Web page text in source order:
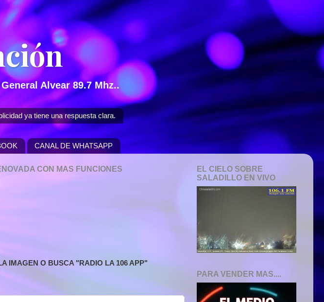
Alvear 89.7 Mhz..
ya tiene una respuesta clara.
CANAL DE WHATSAPP
CON MAS FUNCIONES
IMAGEN O BUSCA "RADIO LA 106 APP"
EL CIELO SOBRE
SALADILLO EN VIVO
PARA VENDER MAS....